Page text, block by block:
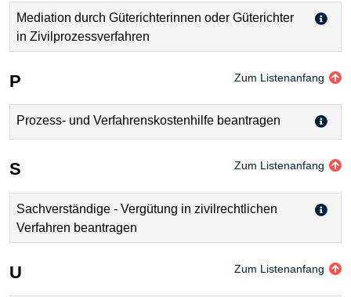
Mediation durch Güterichterinnen oder Güterichter
in Zivilprozessverfahren
P Zum Listenanfang
Prozess- und Verfahrenskostenhilfe beantragen
S Zum Listenanfang
Sachverständige - Vergütung in zivilrechtlichen
Verfahren beantragen
U Zum Listenanfang